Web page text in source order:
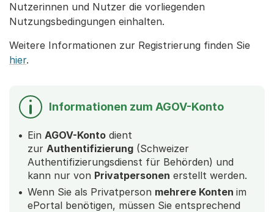
Nutzerinnen und Nutzer die vorliegenden
Nutzungsbedingungen einhalten.
Weitere Informationen zur Registrierung finden Sie
hier.
Informationen zum AGOV-Konto
Ein AGOV-Konto dient
zur Authentifizierung (Schweizer
Authentifizierungsdienst für Behörden) und
kann nur von Privatpersonen erstellt werden.
Wenn Sie als Privatperson mehrere Konten im
ePortal benötigen, müssen Sie entsprechend